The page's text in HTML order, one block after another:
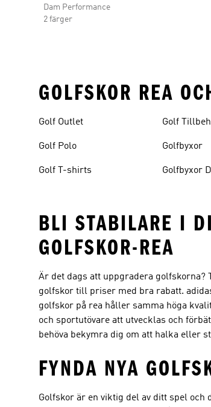
Dam Performance
2 färger
GOLFSKOR REA
Golf Outlet
Golf Polo
Golf T-shirts
Golf
Golfbyxor
Golfbyxor
BLI STABILARE I
GOLFSKOR-REA
Är det dags att uppgradera
golfskor till priser med bra rabatt.
golfskor på rea håller samma höga
och sportutövare att utvecklas och
behöva bekymra dig om att halka eller
FYNDA NYA
Golfskor är en viktig del av ditt spel